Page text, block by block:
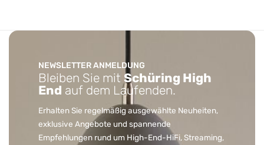
NEWSLETTER ANMELDUNG
Bleiben Sie mit Schüring High
End auf dem Laufenden.
Erhalten Sie regelmäßig ausgewählte Neuheiten,
exklusive Angebote und spannende
Empfehlungen rund um High-End-HiFi, Streaming,